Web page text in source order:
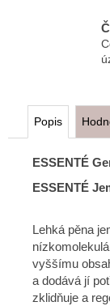
Popis
ESSENTÉ
ESSENTÉ
Lehká pěna
vyššímu
a dodává jí
zklidňuje a